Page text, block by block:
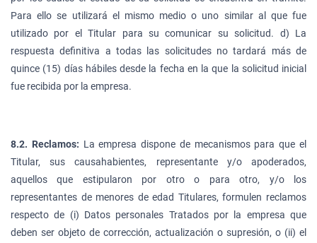
Para ello se utilizará el mismo medio o uno similar al que fue
utilizado por el Titular para su comunicar su solicitud. d) La
respuesta definitiva a todas las solicitudes no tardará más de
quince (15) días hábiles desde la fecha en la que la solicitud inicial
fue recibida por la empresa.
8.2. Reclamos: La empresa dispone de mecanismos para que el
Titular, sus causahabientes, representante y/o apoderados,
aquellos que estipularon por otro o para otro, y/o los
representantes de menores de edad Titulares, formulen reclamos
respecto de (i) Datos personales Tratados por la empresa que
deben ser objeto de corrección, actualización o supresión, o (ii) el